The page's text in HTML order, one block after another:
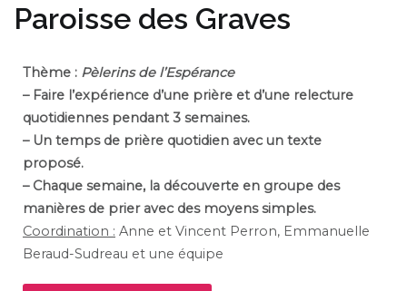
Paroisse des Graves
Thème : Pèlerins de l’Espérance
– Faire l’expérience d’une prière et d’une relecture
quotidiennes pendant 3 semaines.
– Un temps de prière quotidien avec un texte
proposé.
– Chaque semaine, la découverte en groupe des
manières de prier avec des moyens simples.
Coordination : Anne et Vincent Perron, Emmanuelle
Beraud-Sudreau et une équipe